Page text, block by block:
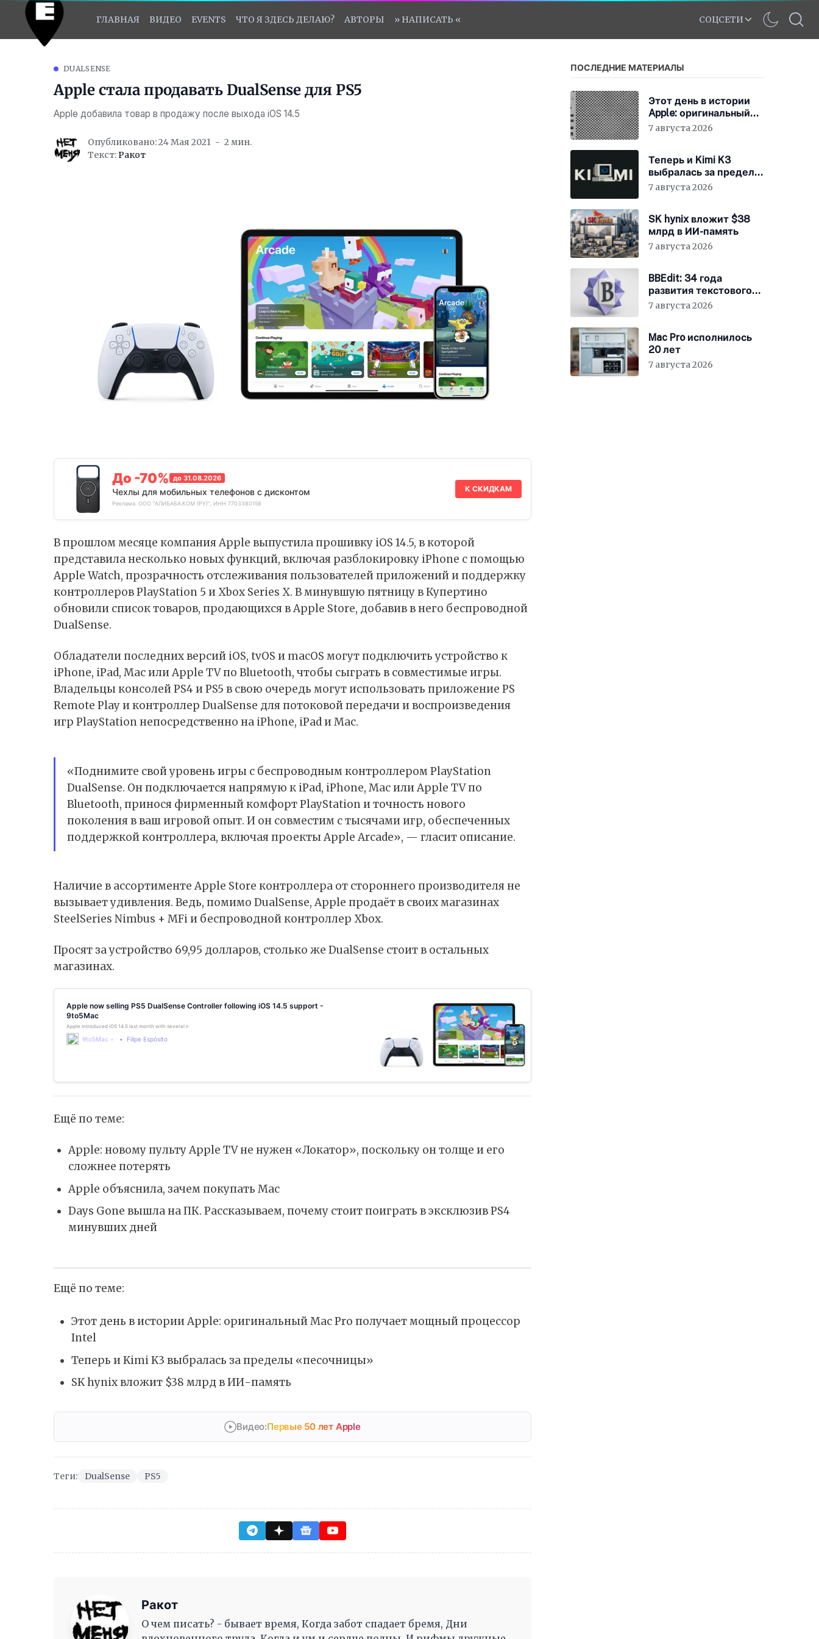
ГЛАВНАЯ ВИДЕО EVENTS ЧТО Я ЗДЕСЬ ДЕЛАЮ? АВТОРЫ » НАПИСАТЬ « СОЦСЕТИ
DUALSENSE
Apple стала продавать DualSense для PS5
Apple добавила товар в продажу после выхода iOS 14.5
Опубликовано: 24 Мая 2021
2 мин.
Текст:Ракот
До -70% до 31.08.2026
Чехлы для мобильных телефонов с дисконтом
Реклама. ООО "АЛИБАБА.КОМ (РУ)", ИНН 7703380158
К СКИДКАМ
В прошлом месяце компания Apple выпустилапрошивку iOS 14.5, в которой
представила несколько новых функций, включая разблокировку iPhone с помощью
Apple Watch, прозрачность отслеживания пользователей приложений и поддержку
контроллеров PlayStation 5 и Xbox Series X. В минувшую пятницу в Купертино
обновили список товаров, продающихся в Apple Store, добавивв него беспроводной
DualSense.
Обладатели последних версий iOS, tvOS и macOS могут подключить устройство к
iPhone, iPad, Mac или Apple TV по Bluetooth, чтобы сыграть в совместимые игры.
Владельцы консолей PS4 и PS5 в свою очередь могут использовать приложение PS
Remote Play и контроллер DualSense для потоковой передачи и воспроизведения
игр PlayStation непосредственно на iPhone, iPad и Mac.
«Поднимите свой уровень игры с беспроводным контроллером PlayStation
DualSense. Он подключается напрямую к iPad, iPhone, Mac или Apple TV по
Bluetooth, принося фирменный комфорт PlayStation и точность нового
поколения в ваш игровой опыт. И он совместим с тысячами игр, обеспеченных
поддержкой контроллера, включая проекты Apple Arcade», — гласит описание.
Наличие в ассортименте Apple Store контроллера от стороннего производителя не
вызывает удивления. Ведь, помимо DualSense, Apple продаёт в своих магазинах
SteelSeries Nimbus + MFi и беспроводной контроллер Xbox.
Просят за устройство 69,95 долларов, столько же DualSense стоит в остальных
магазинах.
Apple now selling PS5 DualSense Controller following iOS 14.5 support -
9to5Mac
Apple introduced iOS 14.5 last month with several new features, including iPhone unlock with Apple Watch, App Tracking Transparency, and support for PlayStation 5 and Xbox Series X controllers. Following that update, Apple on Friday began selling the PlayStation 5 DualSense Wireless Controller in it…
9to5Mac Filipe Espósito
Ещё по теме:
Apple: новому пульту Apple TV не нужен «Локатор», поскольку он толще и его
сложнее потерять
Apple объяснила, зачем покупать Mac
Days Gone вышла на ПК. Рассказываем, почему стоит поиграть в эксклюзив PS4
минувших дней
Ещё по теме:
Этот день в истории Apple: оригинальный Mac Pro получает мощный процессор
Intel
Теперь и Kimi K3 выбралась за пределы «песочницы»
SK hynix вложит $38 млрд в ИИ-память
Видео:Первые 50 лет Apple
Теги: DualSense PS5
Ракот
О чем писать? - бывает время, Когда забот спадает бремя, Дни
ПОСЛЕДНИЕ МАТЕРИАЛЫ
Этот день в истории
Apple: оригинальный
Mac Pro получает
7 августа 2026
Теперь и Kimi K3
выбралась за пределы
«песочницы»
7 августа 2026
SK hynix вложит $38
млрд в ИИ-память
7 августа 2026
BBEdit: 34 года
развития текстового
редактора для Mac
7 августа 2026
Mac Pro исполнилось
20 лет
7 августа 2026